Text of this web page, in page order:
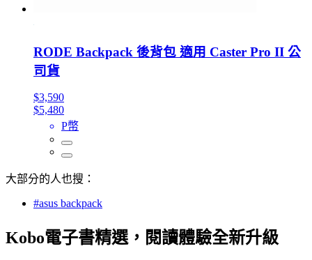
RODE Backpack 後背包 適用 Caster Pro II 公
司貨
$3,590
$5,480
P幣
大部分的人也搜：
#asus backpack
Kobo電子書精選，閱讀體驗全新升級